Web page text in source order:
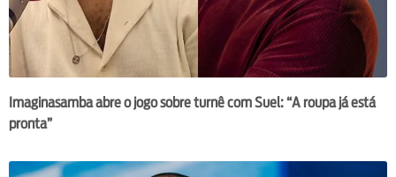
Imaginasamba abre o jogo sobre turnê com Suel: “A roupa já está
pronta”